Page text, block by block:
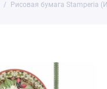
Рисовая бумага Stamperia